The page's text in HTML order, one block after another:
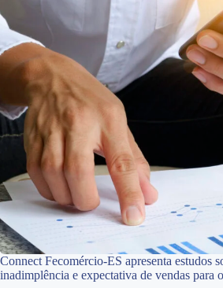
Connect Fecomércio-ES apresenta estudos
inadimplência e expectativa de vendas para